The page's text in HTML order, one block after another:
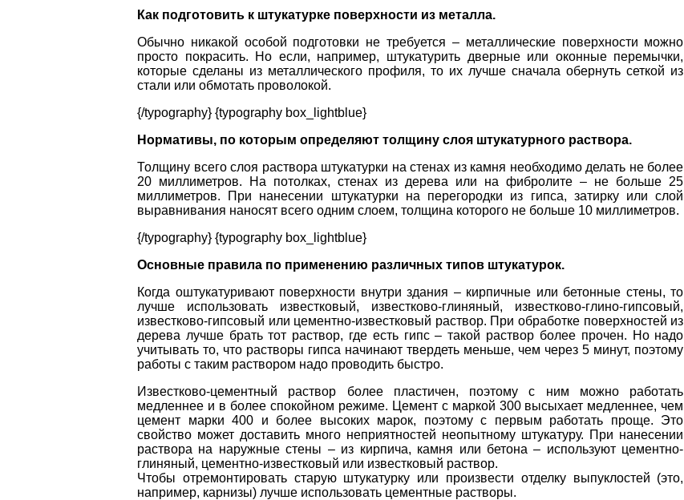
Как подготовить к штукатурке поверхности из металла.
Обычно никакой особой подготовки не требуется – металлические поверхности можно
просто покрасить. Но если, например, штукатурить дверные или оконные перемычки,
которые сделаны из металлического профиля, то их лучше сначала обернуть сеткой из
стали или обмотать проволокой.
{/typography} {typography box_lightblue}
Нормативы, по которым определяют толщину слоя штукатурного раствора.
Толщину всего слоя раствора штукатурки на стенах из камня необходимо делать не более
20 миллиметров. На потолках, стенах из дерева или на фибролите – не больше 25
миллиметров. При нанесении штукатурки на перегородки из гипса, затирку или слой
выравнивания наносят всего одним слоем, толщина которого не больше 10 миллиметров.
{/typography} {typography box_lightblue}
Основные правила по применению различных типов штукатурок.
Когда оштукатуривают поверхности внутри здания – кирпичные или бетонные стены, то
лучше использовать известковый, известково-глиняный, известково-глино-гипсовый,
известково-гипсовый или цементно-известковый раствор. При обработке поверхностей из
дерева лучше брать тот раствор, где есть гипс – такой раствор более прочен. Но надо
учитывать то, что растворы гипса начинают твердеть меньше, чем через 5 минут, поэтому
работы с таким раствором надо проводить быстро.
Известково-цементный раствор более пластичен, поэтому с ним можно работать
медленнее и в более спокойном режиме. Цемент с маркой 300 высыхает медленнее, чем
цемент марки 400 и более высоких марок, поэтому с первым работать проще. Это
свойство может доставить много неприятностей неопытному штукатуру. При нанесении
раствора на наружные стены – из кирпича, камня или бетона – используют цементно-
глиняный, цементно-известковый или известковый раствор.
Чтобы отремонтировать старую штукатурку или произвести отделку выпуклостей (это,
например, карнизы) лучше использовать цементные растворы.